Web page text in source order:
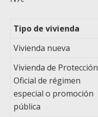
Tipo de vivienda
Vivienda nueva
Vivienda de Protección
Oficial de régimen
especial o promoción
pública